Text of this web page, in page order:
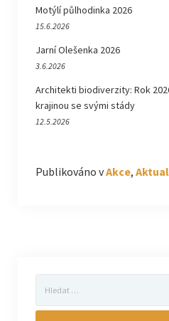
Motýlí půlhodinka 2026
15.6.2026
Jarní Olešenka 2026
3.6.2026
Architekti biodiverzity: Rok
krajinou se svými stády
12.5.2026
Publikováno vAkce,